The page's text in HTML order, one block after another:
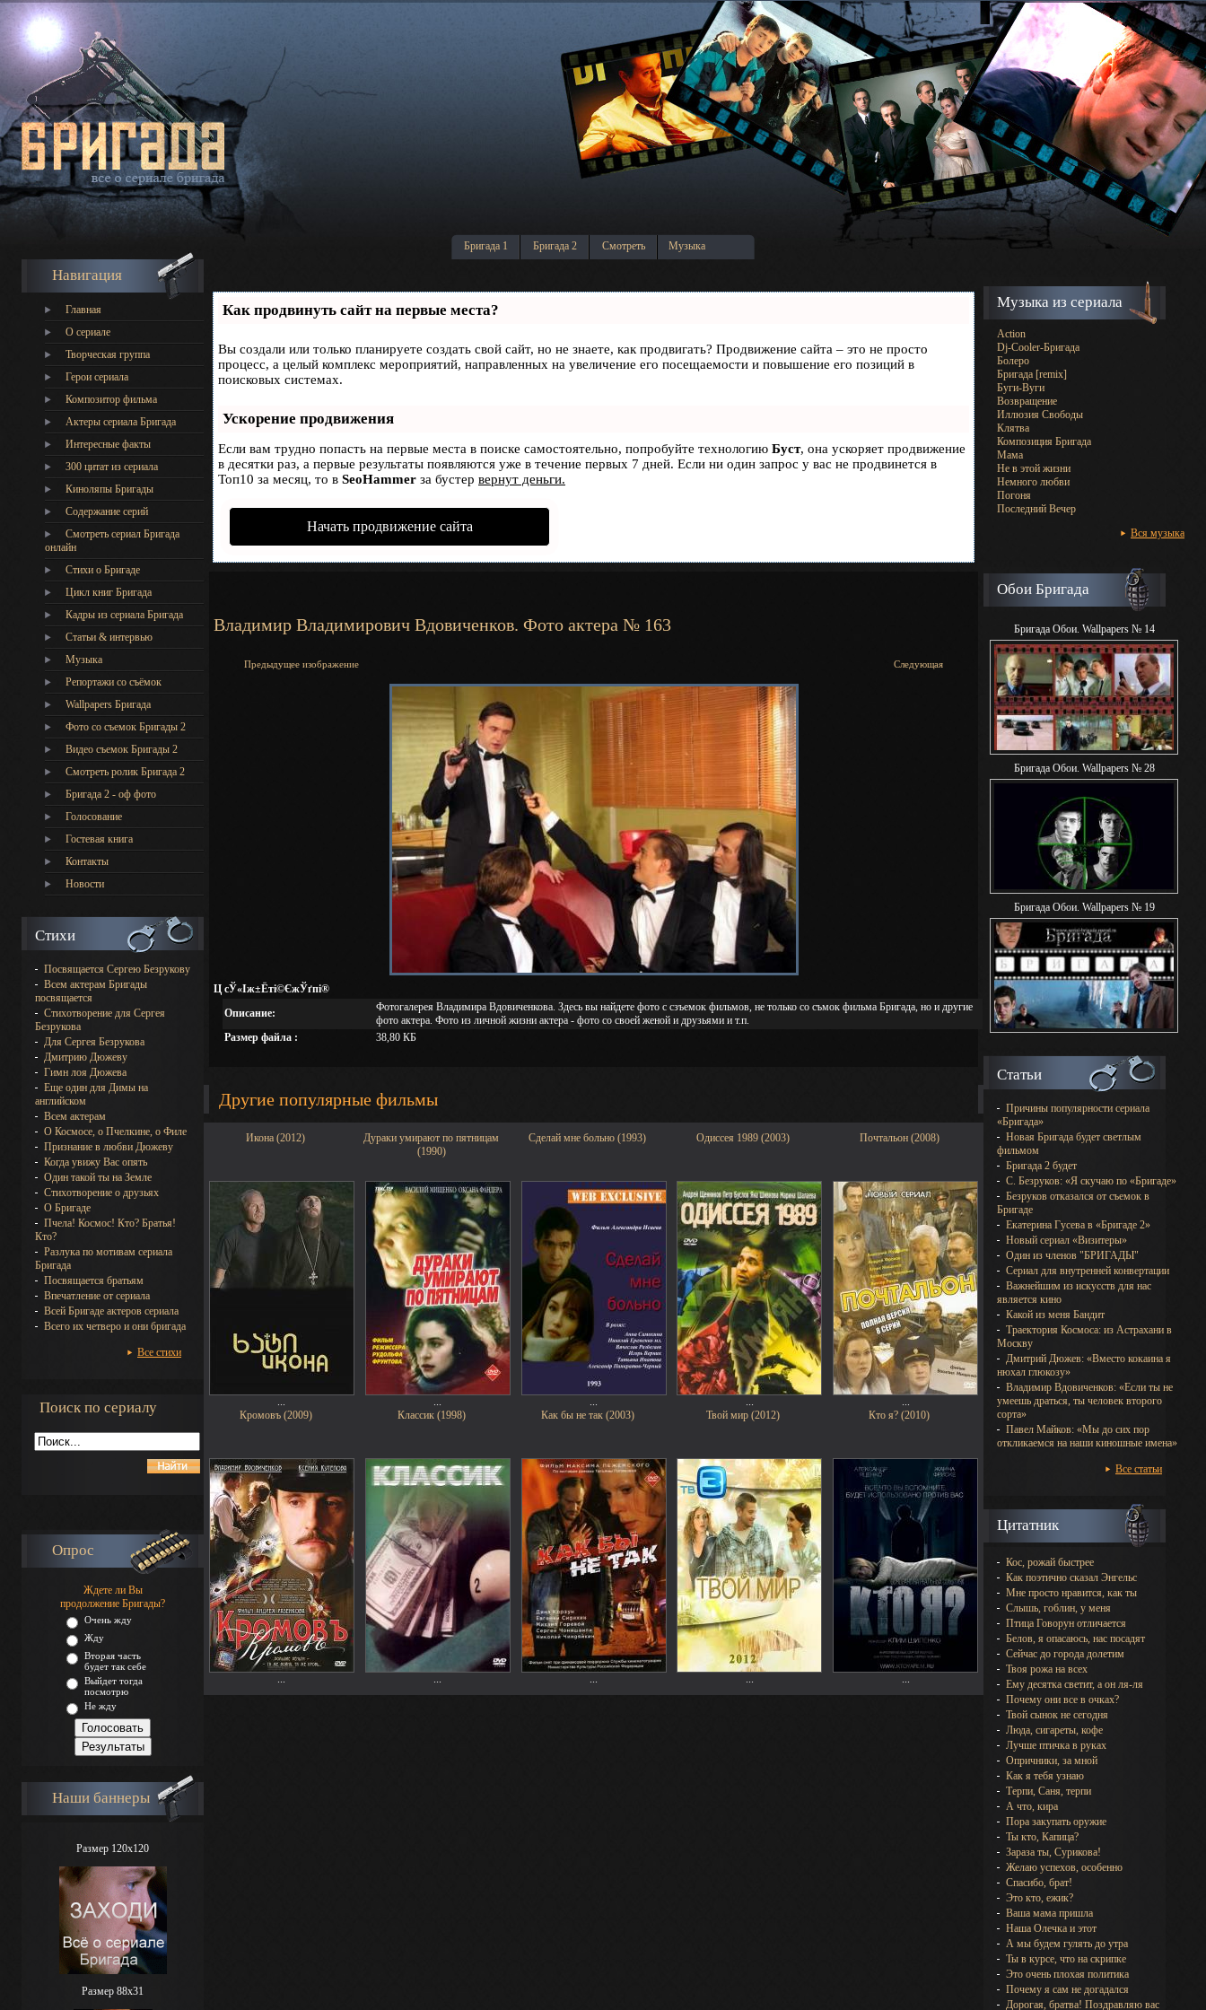
Бригада 1 Бригада 2 Смотреть Музыка
Навигация
Главная
О сериале
Творческая группа
Герои сериала
Композитор фильма
Актеры сериала Бригада
Интересные факты
300 цитат из сериала
Киноляпы Бригады
Содержание серий
Смотреть сериал Бригада
онлайн
Стихи о Бригаде
Цикл книг Бригада
Кадры из сериала Бригада
Статьи & интервью
Музыка
Репортажи со съёмок
Wallpapers Бригада
Фото со съемок Бригады 2
Видео съемок Бригады 2
Cмотреть ролик Бригада 2
Бригада 2 - оф фото
Голосование
Гостевая книга
Контакты
Новости
Стихи
Посвящается Сергею Безрукову
Всем актерам Бригады
посвящается
Стихотворение для Сергея
Безрукова
Для Сергея Безрукова
Дмитрию Дюжеву
Гимн лоя Дюжева
Еще один для Димы на
английском
Всем актерам
О Космосе, о Пчелкине, о Филе
Признание в любви Дюжеву
Когда увижу Вас опять
Один такой ты на Земле
Стихотворение о друзьях
О Бригаде
Пчела! Космос! Кто? Братья!
Кто?
Разлука по мотивам сериала
Бригада
Посвящается братьям
Впечатление от сериала
Всей Бригаде актеров сериала
Всего их четверо и они бригада
Все стихи
Поиск по сериалу
Опрос
Ждете ли Вы
продолжение Бригады?
Очень жду
Жду
Вторая часть
будет так себе
Выйдет тогда
посмотрю
Не жду
Наши баннеры
Размер 120x120
Размер 88х31
Как продвинуть сайт на первые места?
Вы создали или только планируете создать свой сайт, но не знаете, как продвигать? Продвижение сайта – это не просто
процесс, а целый комплекс мероприятий, направленных на увеличение его посещаемости и повышение его позиций в
поисковых системах.
Ускорение продвижения
Если вам трудно попасть на первые места в поиске самостоятельно, попробуйте технологию Буст, она ускоряет продвижение
в десятки раз, а первые результаты появляются уже в течение первых 7 дней. Если ни один запрос у вас не продвинется в
Топ10 за месяц, то в SeoHammer за бустер вернут деньги.
Начать продвижение сайта
Владимир Владимирович Вдовиченков. Фото актера № 163
Предыдущее изображение Следующая
Ц сЎ«Іж±Ёті©ЄжЎґпі®
Описание:
Фотогалерея Владимира Вдовиченкова. Здесь вы найдете фото с сзъемок фильмов, не только со съмок фильма Бригада, но и другие
фото актера. Фото из личной жизни актера - фото со своей женой и друзьями и т.п.
Размер файла :
38,80 КБ
Другие популярные фильмы
Икона (2012)
Дураки умирают по пятницам
(1990)
Сделай мне больно (1993) Одиссея 1989 (2003) Почтальон (2008)
Кромовъ (2009)
Классик (1998) Как бы не так (2003) Твой мир (2012) Кто я? (2010)
Музыка из сериала
Action
Dj-Cooler-Бригада
Болеро
Бригада [remix]
Буги-Вуги
Возвращение
Иллюзия Свободы
Клятва
Композиция Бригада
Мама
Не в этой жизни
Немного любви
Погоня
Последний Вечер
Вся музыка
Обои Бригада
Бригада Обои. Wallpapers № 14
Бригада Обои. Wallpapers № 28
Бригада Обои. Wallpapers № 19
Статьи
Причины популярности сериала
«Бригада»
Новая Бригада будет светлым
фильмом
Бригада 2 будет
С. Безруков: «Я скучаю по «Бригаде»
Безруков отказался от съемок в
Бригаде
Екатерина Гусева в «Бригаде 2»
Новый сериал «Визитеры»
Один из членов "БРИГАДЫ"
Сериал для внутренней конвертации
Важнейшим из искусств для нас
является кино
Какой из меня Бандит
Траектория Космоса: из Астрахани в
Москву
Дмитрий Дюжев: «Вместо кокаина я
нюхал глюкозу»
Владимир Вдовиченков: «Если ты не
умеешь драться, ты человек второго
сорта»
Павел Майков: «Мы до сих пор
откликаемся на наши киношные имена»
Все статьи
Цитатник
Кос, рожай быстрее
Как поэтично сказал Энгельс
Мне просто нравится, как ты
Слышь, гоблин, у меня
Птица Говорун отличается
Белов, я опасаюсь, нас посадят
Сейчас до города долетим
Твоя рожа на всех
Ему десятка светит, а он ля-ля
Почему они все в очках?
Твой сынок не сегодня
Люда, сигареты, кофе
Лучше птичка в руках
Опричники, за мной
Как я тебя узнаю
Терпи, Саня, терпи
А что, кира
Пора закупать оружие
Ты кто, Капица?
Зараза ты, Сурикова!
Желаю успехов, особенно
Спасибо, брат!
Это кто, ежик?
Ваша мама пришла
Наша Олечка и этот
А мы будем гулять до утра
Ты в курсе, что на скрипке
Это очень плохая политика
Почему я сам не догадался
Дорогая, братва! Поздравляю вас